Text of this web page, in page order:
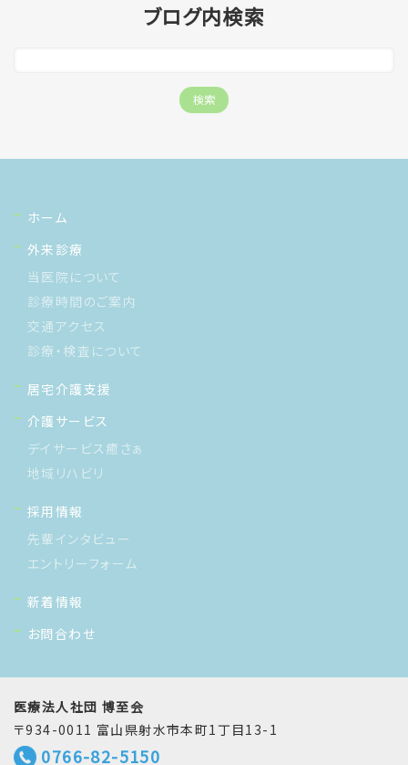
ブログ内検索
ホーム
外来診療
当医院について
診療時間のご案内
交通アクセス
診療・検査について
居宅介護支援
介護サービス
デイサービス癒さぁ
地域リハビリ
採用情報
先輩インタビュー
エントリーフォーム
新着情報
お問合わせ
医療法人社団 博至会
〒934-0011 富山県射水市本町1丁目13-1
0766-82-5150